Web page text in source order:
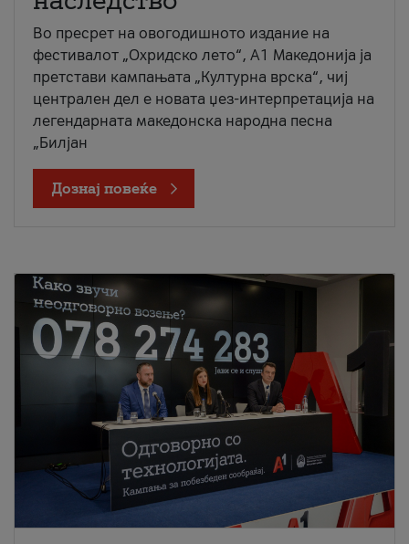
Во пресрет на овогодишното издание на
фестивалот „Охридско лето“, А1 Македонија ја
претстави кампањата „Културна врска“, чиј
централен дел е новата џез-интерпретација на
легендарната македонска народна песна
„Билјан
Дознај повеќе